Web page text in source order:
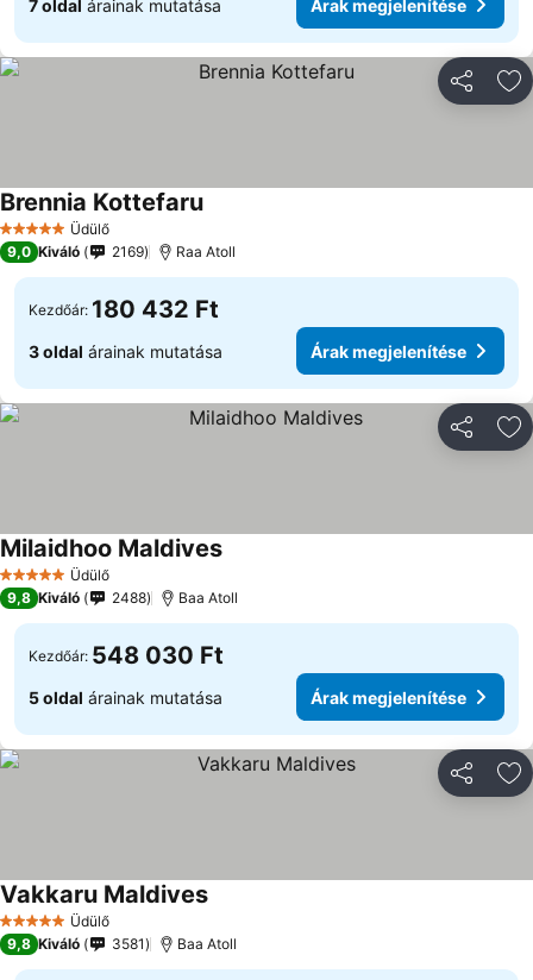
7 oldal árainak mutatása Árak megjelenítése
5 KategóriaÜdülő
Brennia KottefaruÁrak megjelenítése
9,0 Kiváló 2169 Raa Atoll
Kezdőár: 180 432 Ft
3 oldal árainak mutatása Árak megjelenítése
5 KategóriaÜdülő
Milaidhoo MaldivesÁrak megjelenítése
9,8 Kiváló 2488 Baa Atoll
Kezdőár: 548 030 Ft
5 oldal árainak mutatása Árak megjelenítése
5 KategóriaÜdülő
Vakkaru MaldivesÁrak megjelenítése
9,8 Kiváló 3581 Baa Atoll